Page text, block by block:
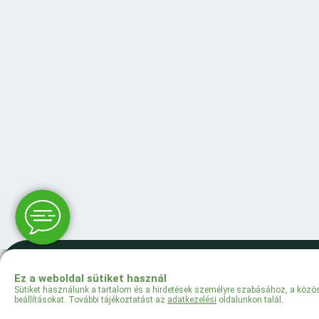
Ez a weboldal sütiket használ
Sütiket használunk a tartalom és a hirdetések személyre szabásához, a
beállításokat. További tájékoztatást az adatkezelési oldalunkon talál.